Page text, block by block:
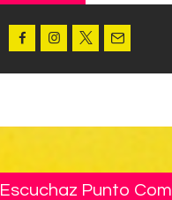
Escuchaz Punto Com